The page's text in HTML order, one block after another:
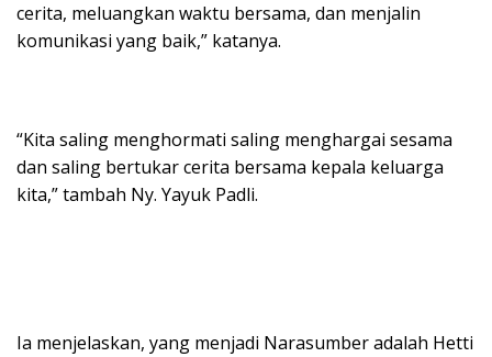
cerita, meluangkan waktu bersama, dan menjalin
komunikasi yang baik,” katanya.
“Kita saling menghormati saling menghargai sesama
dan saling bertukar cerita bersama kepala keluarga
kita,” tambah Ny. Yayuk Padli.
Ia menjelaskan, yang menjadi Narasumber adalah Hetti